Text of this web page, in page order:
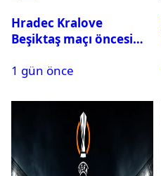
Hradec Kralove
Beşiktaş maçı öncesi
Siyah-Beyazlıların 11’i
1 gün önce